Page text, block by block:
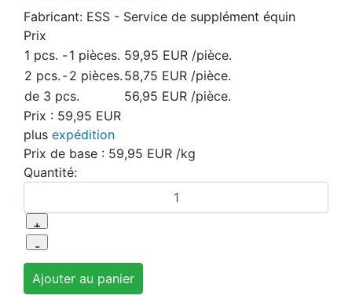
Fabricant: ESS - Service de supplément équin
Prix
1 pcs. -1 pièces. 59,95 EUR /pièce.
2 pcs. -2 pièces. 58,75 EUR /pièce.
de 3 pcs.
56,95 EUR /pièce.
Prix : 59,95 EUR
plus expédition
Prix ​​de base : 59,95 EUR /kg
Quantité: